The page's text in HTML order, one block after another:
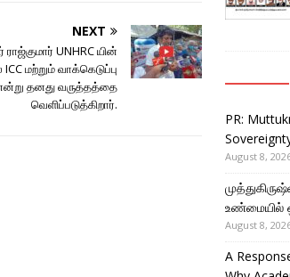
NEXT
UNHRC யின்
மற்றும் வாக்கெடுப்பு
தனது வருத்தத்தை
வெளிப்படுத்கிறார்.
PR:
August 8,
உண்மையில்
August 8,
A